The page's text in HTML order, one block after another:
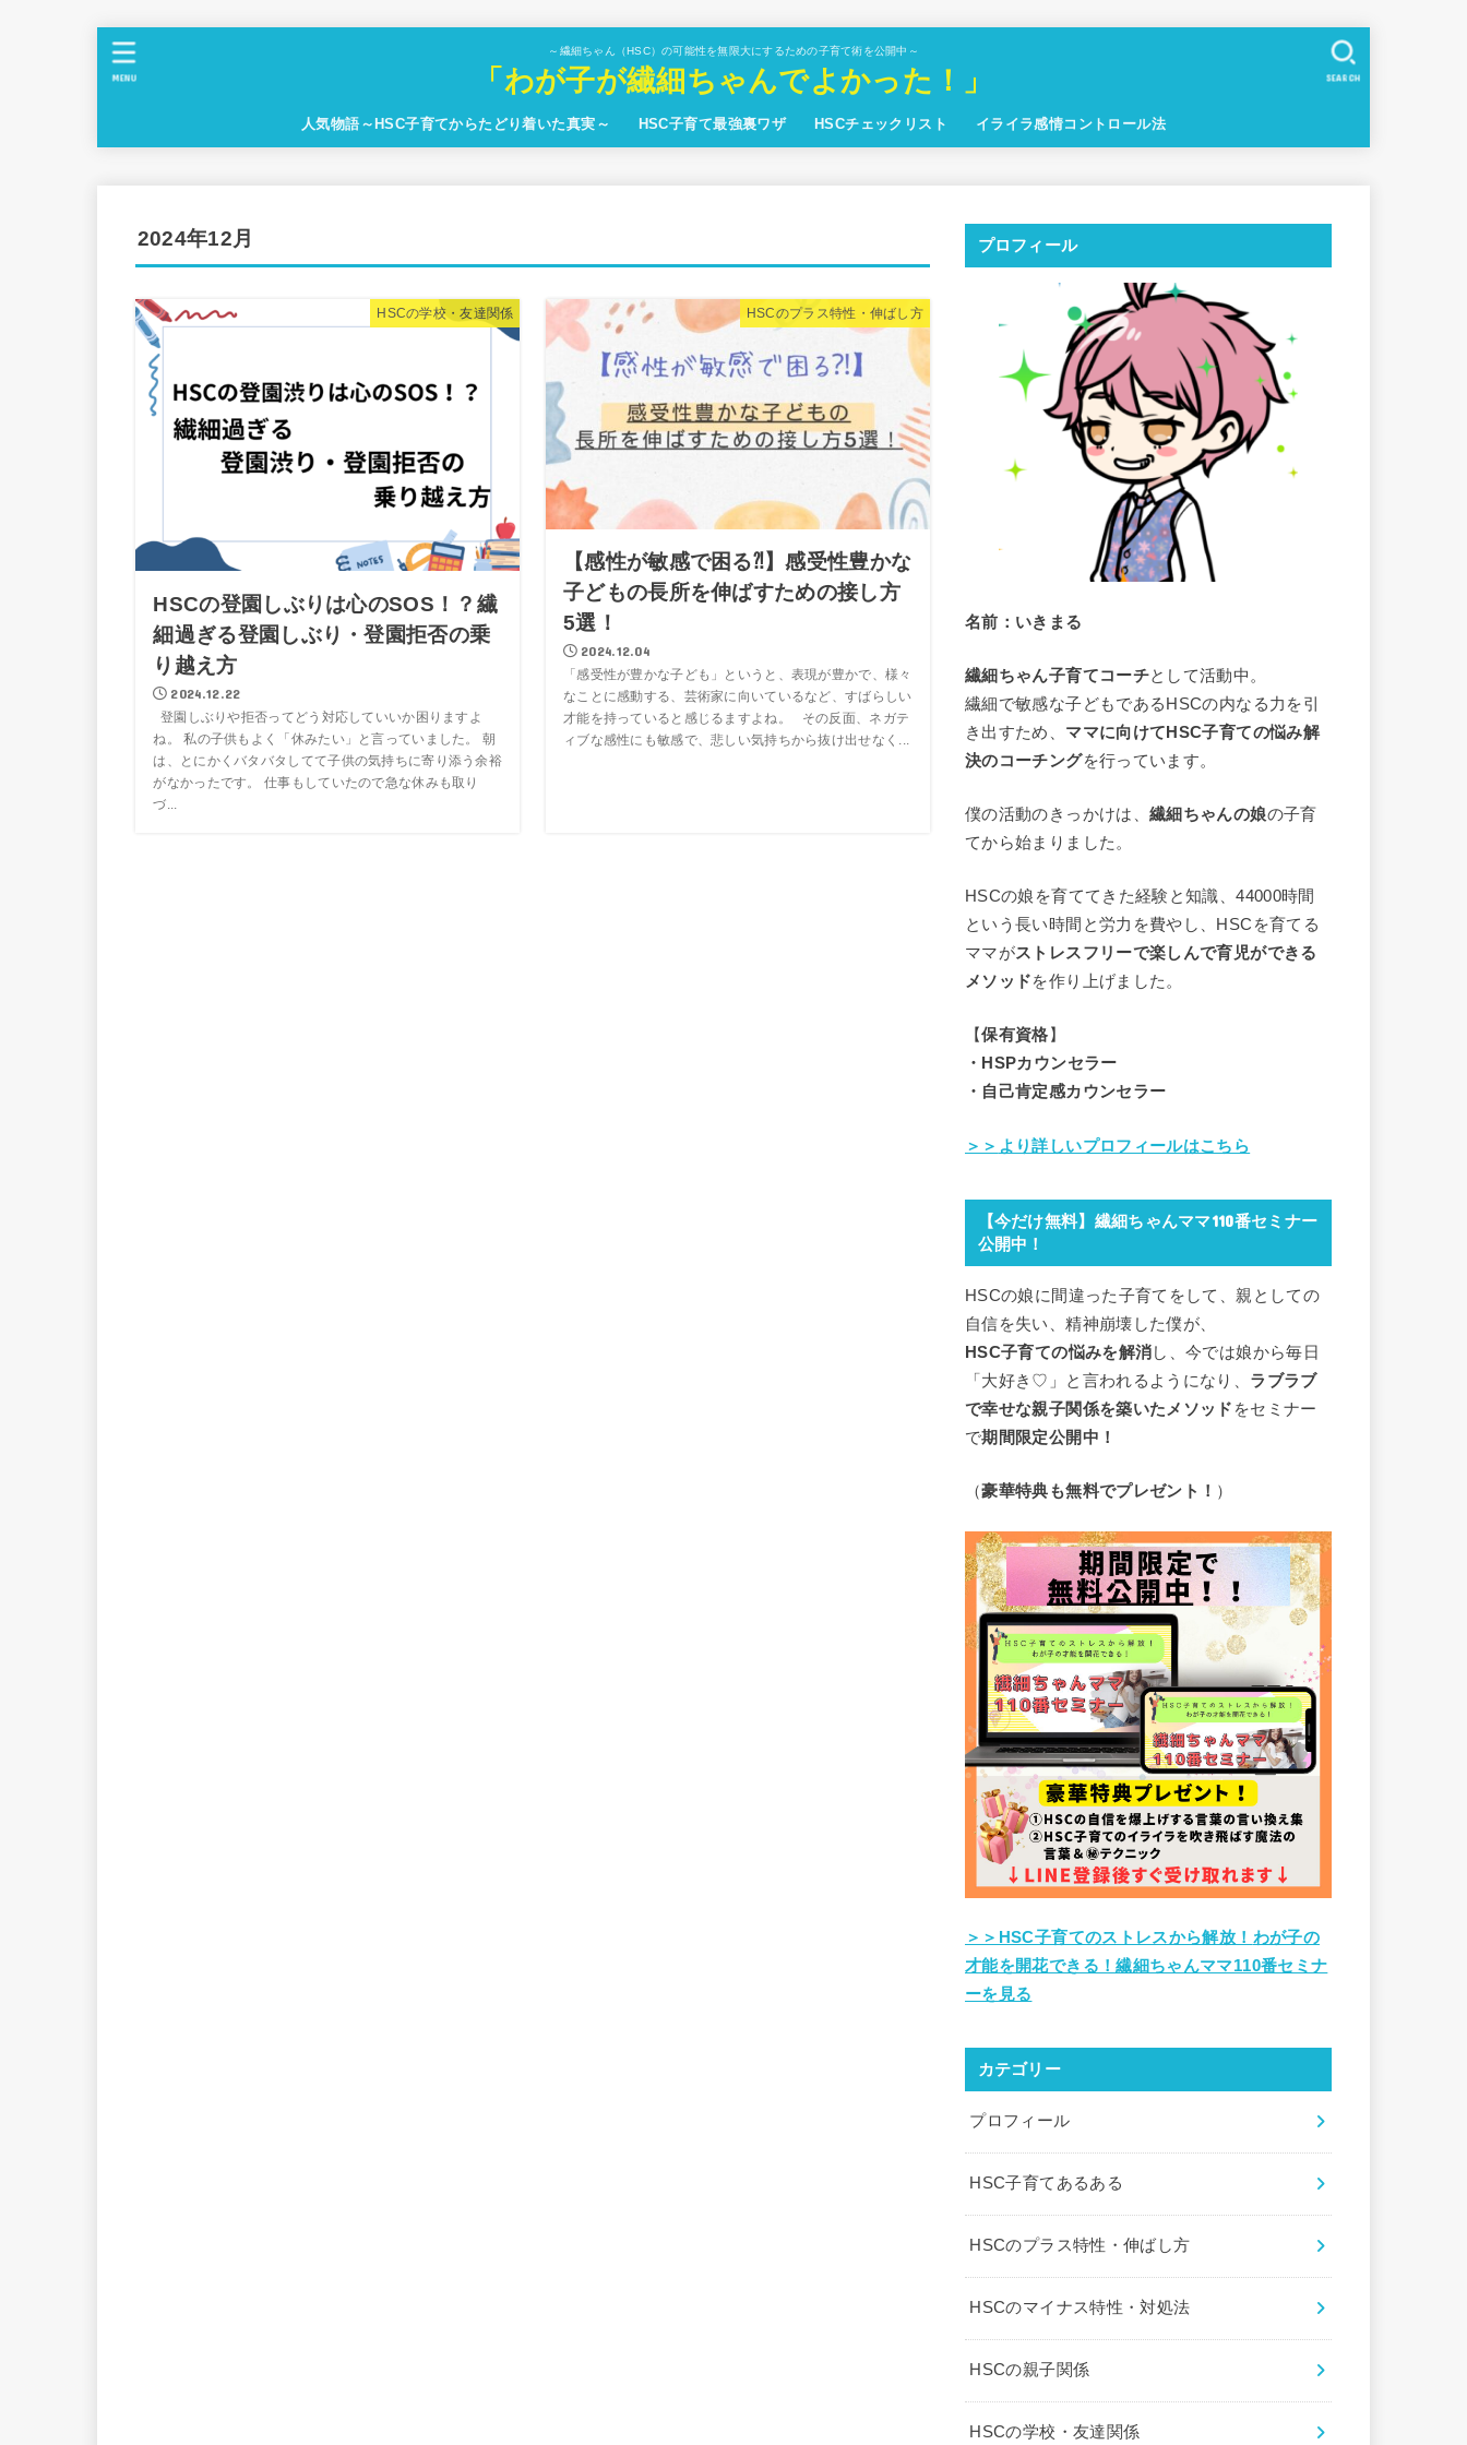
～繊細ちゃん（HSC）の可能性を無限大にするための子育て術を公開中～
「わが子が繊細ちゃんでよかった！」
人気物語～HSC子育てからたどり着いた真実～ HSC子育て最強裏ワザ HSCチェックリスト イライラ感情コントロール法
SEARCH
MENU
2024年12月
HSCの学校・友達関係
HSCの登園しぶりは心のSOS！？繊
細過ぎる登園しぶり・登園拒否の乗
り越え方
2024.12.22
登園しぶりや拒否ってどう対応していいか困りますよ
ね。 私の子供もよく「休みたい」と言っていました。 朝
は、とにかくバタバタしてて子供の気持ちに寄り添う余裕
がなかったです。 仕事もしていたので急な休みも取り
づ...
HSCのプラス特性・伸ばし方
【感性が敏感で困る⁈】感受性豊かな
子どもの長所を伸ばすための接し方
5選！
2024.12.04
「感受性が豊かな子ども」というと、表現が豊かで、様々
なことに感動する、芸術家に向いているなど、すばらしい
才能を持っていると感じるますよね。 その反面、ネガテ
ィブな感性にも敏感で、悲しい気持ちから抜け出せなく...
プロフィール
名前：いきまる
繊細ちゃん子育てコーチとして活動中。
繊細で敏感な子どもであるHSCの内なる力を引
き出すため、 ママに向けてHSC子育ての悩み解
決のコーチングを行っています。
僕の活動のきっかけは、 繊細ちゃんの娘の子育
てから始まりました 。
HSCの娘を育ててきた経験と知識、44000時間
という長い時間と労力を費やし、HSCを育てる
ママがストレスフリーで楽しんで育児ができる
メソッドを作り上げました。
【保有資格 】
・HSPカウンセラー
・自己肯定感カウンセラー
＞＞ より詳しいプロフィールはこちら
【今だけ無料】繊細ちゃんママ110番セミナー
公開中！
HSCの娘に間違った子育てをして、親としての
自信を失い、精神崩壊した僕が、
HSC子育ての悩みを解消し、今では娘から毎日
「大好き♡」と言われるようになり、 ラブラブ
で幸せな親子関係を築いたメソッド をセミナー
で期間限定公開中！
（豪華特典も無料でプレゼント！ ）
＞＞HSC子育てのストレスから解放！ わが子の
才能を開花できる！繊細ちゃんママ110番セミナ
ーを見る
カテゴリー
プロフィール
HSC子育てあるある
HSCのプラス特性・伸ばし方
HSCのマイナス特性・対処法
HSCの親子関係
HSCの学校・友達関係